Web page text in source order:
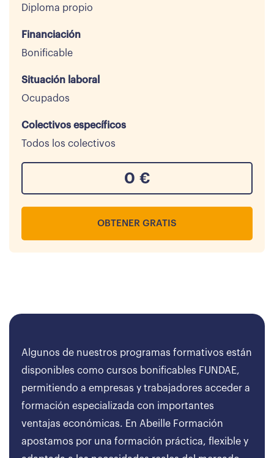
Diploma propio
Financiación
Bonificable
Situación laboral
Ocupados
Colectivos específicos
Todos los colectivos
0 €
OBTENER GRATIS
Algunos de nuestros programas formativos están
disponibles como cursos bonificables FUNDAE,
permitiendo a empresas y trabajadores acceder a
formación especializada con importantes
ventajas económicas. En Abeille Formación
apostamos por una formación práctica, flexible y